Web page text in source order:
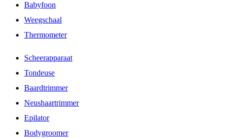
Babyfoon
Weegschaal
Thermometer
Scheerapparaat
Tondeuse
Baardtrimmer
Neushaartrimmer
Epilator
Bodygroomer